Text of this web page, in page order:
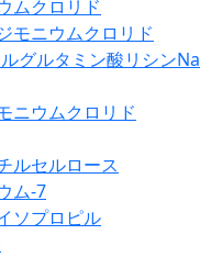
ムクロリド
モニウムクロリド
グルタミン酸リシンNa
ニウムクロリド
ルセルロース
ム-7
ソプロピル